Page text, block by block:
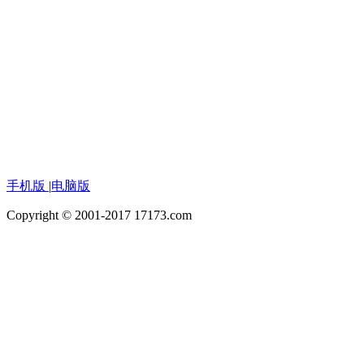
手机版 |电脑版
Copyright © 2001-2017 17173.com